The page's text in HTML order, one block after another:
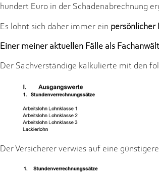
hundert Euro in der Schadenabrechnung
Es lohnt sich daher immer ein persönlicher
Einer meiner aktuellen Fälle als
Der Sachverständige kalkulierte mit den
Der Versicherer verwies auf eine